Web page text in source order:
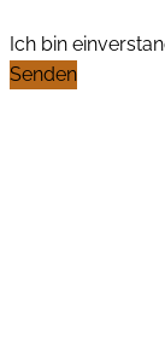
Ich bin
Senden